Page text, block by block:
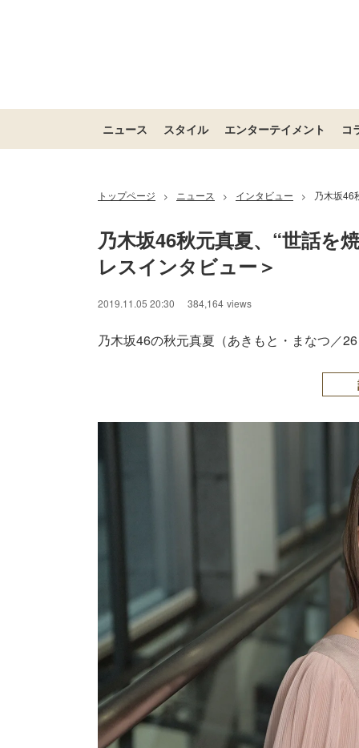
ニュース スタイル エンターテイメント コ
トップページ > ニュース > インタビュー > 乃木坂46
乃木坂46秋元真夏、“世話を
レスインタビュー＞
2019.11.05 20:30 384,164 views
乃木坂46の秋元真夏（あきもと・まなつ／